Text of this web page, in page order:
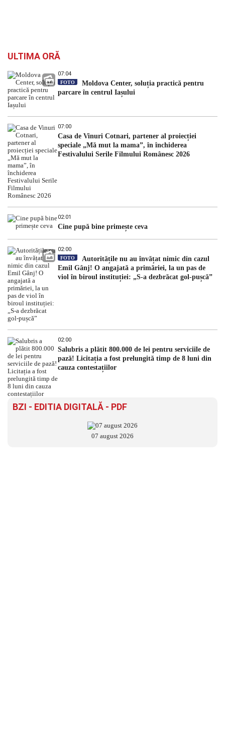
ULTIMA ORĂ
07:04
FOTO
Moldova Center, soluția practică pentru
parcare în centrul Iașului
07:00
Casa de Vinuri Cotnari, partener al proiecției
speciale „Mă mut la mama”, în închiderea
Festivalului Serile Filmului Românesc 2026
02:01
Cine pupă bine primește ceva
02:00
FOTO
Autoritățile nu au învățat nimic din cazul
Emil Gânj! O angajată a primăriei, la un pas de
viol în biroul instituției: „S-a dezbrăcat gol-pușcă”
02:00
Salubris a plătit 800.000 de lei pentru serviciile de
pază! Licitația a fost prelungită timp de 8 luni din
cauza contestațiilor
BZI - EDITIA DIGITALĂ - PDF
07 august 2026